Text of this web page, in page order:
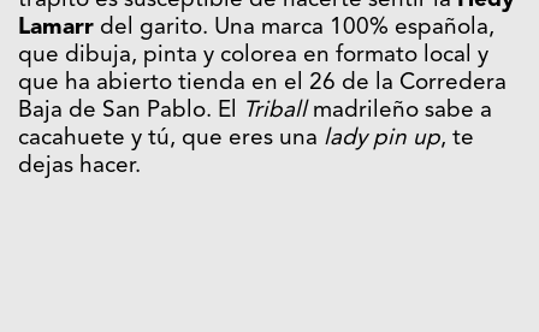
Lamarr del garito. Una marca 100% española,
que dibuja, pinta y colorea en formato local y
que ha abierto tienda en el 26 de la Corredera
Baja de San Pablo. El Triballmadrileño sabe a
cacahuete y tú, que eres una lady pin up, te
dejas hacer.